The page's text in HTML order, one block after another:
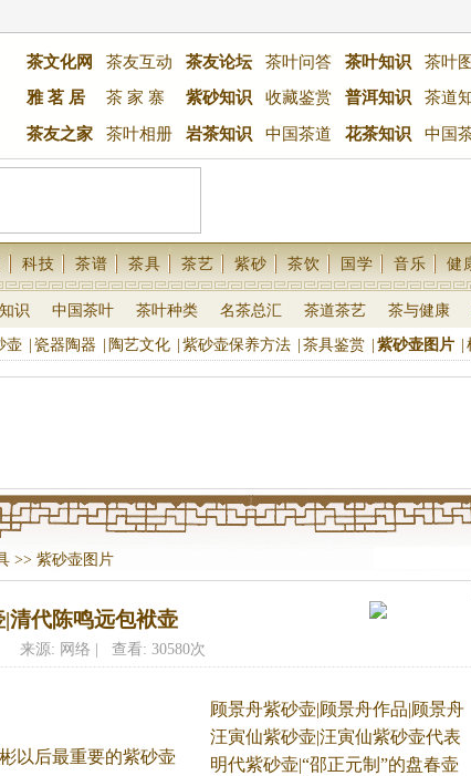
茶文化网 茶友互动 茶友论坛 茶叶问答 茶叶知识 茶叶
雅 茗 居
茶 家 寨 紫砂知识 收藏鉴赏 普洱知识 茶道
茶友之家 茶叶相册 岩茶知识 中国茶道 花茶知识 中国
科技 茶谱 茶具 茶艺 紫砂 茶饮 国学 音乐 健
识 中国茶叶 茶叶种类 名茶总汇 茶道茶艺 茶与健康
壶 瓷器陶器 陶艺文化 紫砂壶保养方法 茶具鉴赏 紫砂壶图片
>> 紫砂壶图片
|清代陈鸣远包袱壶
来源: 网络 | 查看: 30580次
顾景舟紫砂壶|顾景舟作品|顾景舟
汪寅仙紫砂壶|汪寅仙紫砂壶代表
明代紫砂壶|“邵正元制”的盘春壶
以后最重要的紫砂壶